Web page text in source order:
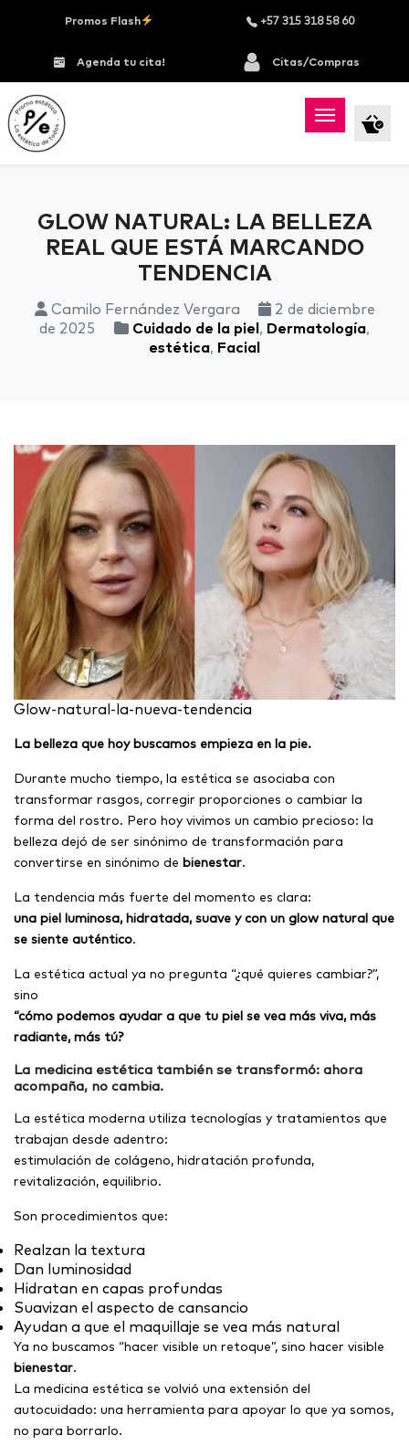
Promos Flash +57 315 318 58 60
Agenda tu cita! Citas/Compras
GLOW NATURAL: LA BELLEZA
REAL QUE ESTÁ MARCANDO
TENDENCIA
Camilo Fernández Vergara
2 de diciembre
de 2025
Cuidado de la piel, Dermatología,
estética, Facial
Glow-natural-la-nueva-tendencia
La belleza que hoy buscamos empieza en la pie.
Durante mucho tiempo, la estética se asociaba con
transformar rasgos, corregir proporciones o cambiar la
forma del rostro. Pero hoy vivimos un cambio precioso: la
belleza dejó de ser sinónimo de transformación para
convertirse en sinónimo de bienestar.
La tendencia más fuerte del momento es clara:
una piel luminosa, hidratada, suave y con un glow natural que
se siente auténtico.
La estética actual ya no pregunta “¿qué quieres cambiar?”,
sino
“cómo podemos ayudar a que tu piel se vea más viva, más
radiante, más tú?
La medicina estética también se transformó: ahora
acompaña, no cambia.
La estética moderna utiliza tecnologías y tratamientos que
trabajan desde adentro:
estimulación de colágeno, hidratación profunda,
revitalización, equilibrio.
Son procedimientos que:
Realzan la textura
Dan luminosidad
Hidratan en capas profundas
Suavizan el aspecto de cansancio
Ayudan a que el maquillaje se vea más natural
Ya no buscamos “hacer visible un retoque”, sino hacer visible
bienestar.
La medicina estética se volvió una extensión del
autocuidado: una herramienta para apoyar lo que ya somos,
no para borrarlo.